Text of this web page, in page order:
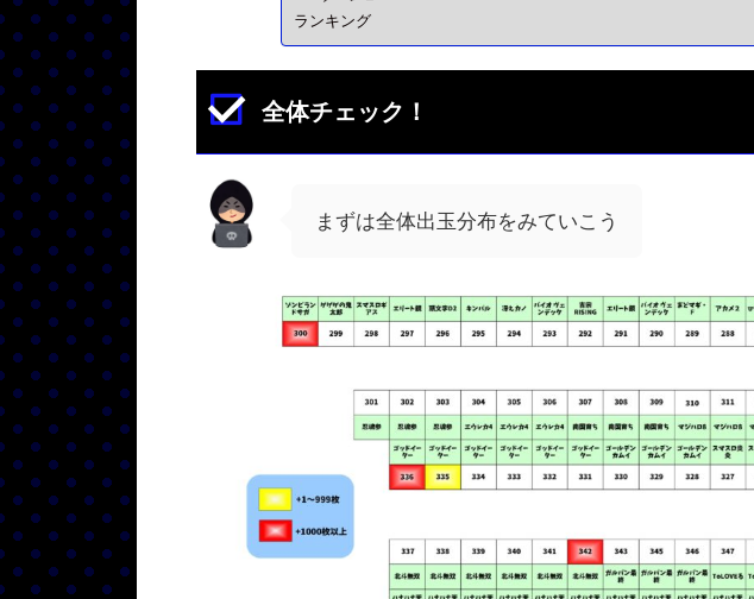
ランキング
全体チェック！
まずは全体出玉分布をみていこう